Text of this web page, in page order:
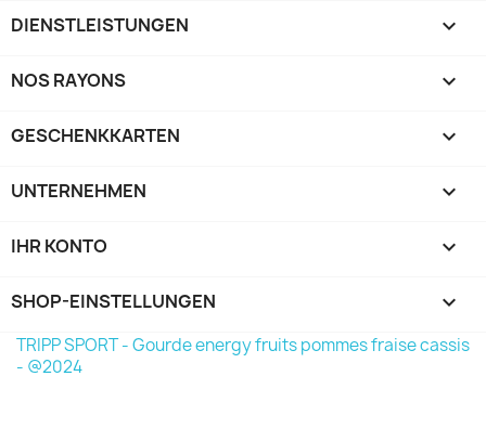
DIENSTLEISTUNGEN 
NOS RAYONS 
GESCHENKKARTEN 
UNTERNEHMEN 
IHR KONTO 
SHOP-EINSTELLUNGEN keyboard_arrow_down
TRIPP SPORT - Gourde energy fruits pommes fraise cassis
- @2024